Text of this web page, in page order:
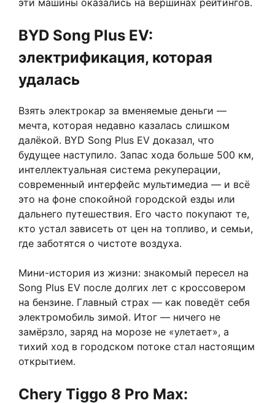
BYD Song Plus EV:
электрификация, которая
удалась
Взять электрокар за вменяемые деньги —
мечта, которая недавно казалась слишком
далёкой. BYD Song Plus EV доказал, что
будущее наступило. Запас хода больше 500 км,
интеллектуальная система рекуперации,
современный интерфейс мультимедиа — и всё
это на фоне спокойной городской езды или
дальнего путешествия. Его часто покупают те,
кто устал зависеть от цен на топливо, и семьи,
где заботятся о чистоте воздуха.
Мини-история из жизни: знакомый пересел на
Song Plus EV после долгих лет с кроссовером
на бензине. Главный страх — как поведёт себя
электромобиль зимой. Итог — ничего не
замёрзло, заряд на морозе не «улетает», а
тихий ход в городском потоке стал настоящим
открытием.
Chery Tiggo 8 Pro Max: